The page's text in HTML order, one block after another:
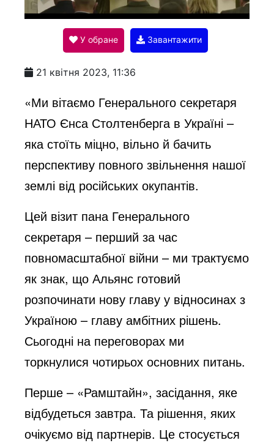
l
a
y
V
i
d
e
o
У обране Завантажити
21 квітня 2023, 11:36
«Ми вітаємо Генерального секретаря
НАТО Єнса Столтенберга в Україні –
яка стоїть міцно, вільно й бачить
перспективу повного звільнення нашої
землі від російських окупантів.
Цей візит пана Генерального
секретаря – перший за час
повномасштабної війни – ми трактуємо
як знак, що Альянс готовий
розпочинати нову главу у відносинах з
Україною – главу амбітних рішень.
Сьогодні на переговорах ми
торкнулися чотирьох основних питань.
Перше – «Рамштайн», засідання, яке
відбудеться завтра. Та рішення, яких
очікуємо від партнерів. Це стосується